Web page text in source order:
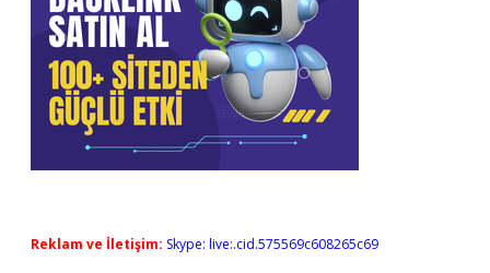
Reklam ve İletişim: Skype: live:.cid.575569c608265c69